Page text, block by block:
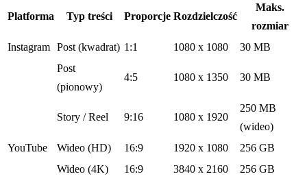
Platforma Typ treści Proporcje Rozdzielczość
Maks.
rozmiar
Instagram Post (kwadrat) 1:1 1080 x 1080
30 MB
Post
(pionowy)
4:5 1080 x 1350 30 MB
Story / Reel 9:16 1080 x 1920
250 MB
(wideo)
YouTube
Wideo (HD) 16:9 1920 x 1080
256 GB
Wideo (4K)
16:9 3840 x 2160
256 GB